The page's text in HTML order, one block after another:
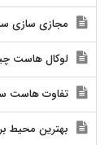
مجازی سازی
لوکال هاست
تفاوت هاست
بهترین محیط